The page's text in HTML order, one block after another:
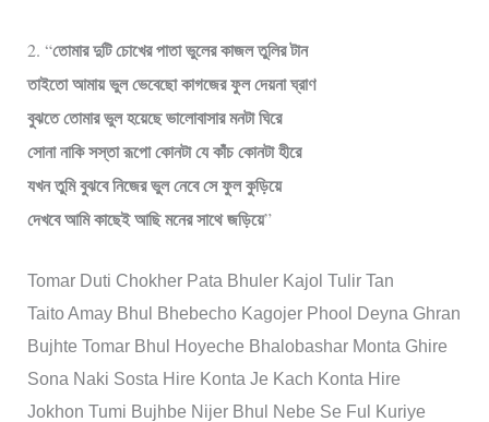
2. “তোমার দুটি চোখের পাতা ভুলের কাজল তুলির টান
তাইতো আমায় ভুল ভেবেছো কাগজের ফুল দেয়না ঘ্রাণ
বুঝতে তোমার ভুল হয়েছে ভালোবাসার মনটা ঘিরে
সোনা নাকি সস্তা রূপো কোনটা যে কাঁচ কোনটা হীরে
যখন তুমি বুঝবে নিজের ভুল নেবে সে ফুল কুড়িয়ে
দেখবে আমি কাছেই আছি মনের সাথে জড়িয়ে”
Tomar Duti Chokher Pata Bhuler Kajol Tulir Tan
Taito Amay Bhul Bhebecho Kagojer Phool Deyna Ghran
Bujhte Tomar Bhul Hoyeche Bhalobashar Monta Ghire
Sona Naki Sosta Hire Konta Je Kach Konta Hire
Jokhon Tumi Bujhbe Nijer Bhul Nebe Se Ful Kuriye